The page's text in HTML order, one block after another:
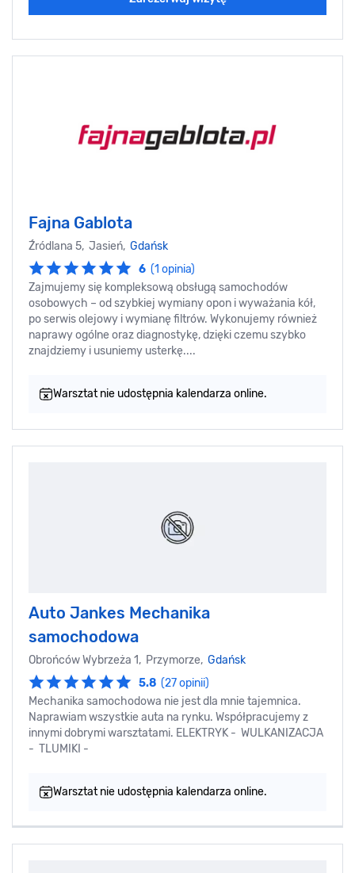
Fajna Gablota
Źródlana 5, Jasień, Gdańsk
6 (1 opinia)
Zajmujemy się kompleksową obsługą samochodów
osobowych – od szybkiej wymiany opon i wyważania kół,
po serwis olejowy i wymianę filtrów. Wykonujemy również
naprawy ogólne oraz diagnostykę, dzięki czemu szybko
znajdziemy i usuniemy usterkę....
Warsztat nie udostępnia kalendarza online.
Auto Jankes Mechanika
samochodowa
Obrońców Wybrzeża 1, Przymorze, Gdańsk
5.8 (27 opinii)
Mechanika samochodowa nie jest dla mnie tajemnica.
Naprawiam wszystkie auta na rynku. Współpracujemy z
innymi dobrymi warsztatami. ELEKTRYK - WULKANIZACJA
- TLUMIKI -
Warsztat nie udostępnia kalendarza online.